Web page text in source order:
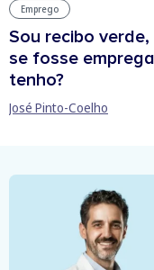
Emprego
Sou recibo
se fosse
tenho?
José Pinto-Coelho